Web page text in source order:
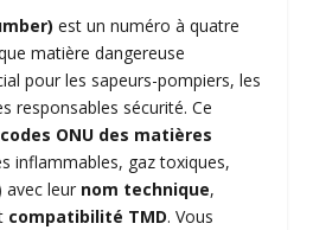
est un numéro à quatre
matière dangereuse
pour les sapeurs-pompiers, les
responsables sécurité. Ce
codes ONU des matières
inflammables, gaz toxiques,
leur nom technique,
compatibilité TMD. Vous